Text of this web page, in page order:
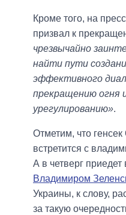
Кроме того, на
призвал к
чрезвычайно
найти пути
эффективного
прекращению огня
урегулированию».
Отметим, что
встретится с
А в четверг приедет
Владимиром
Украины, к слову,
за такую